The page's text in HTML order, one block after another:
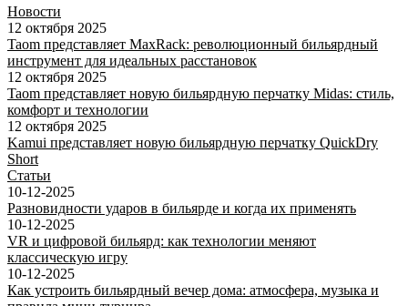
Новости
12 октября 2025
Taom представляет MaxRack: революционный бильярдный
инструмент для идеальных расстановок
12 октября 2025
Taom представляет новую бильярдную перчатку Midas: стиль,
комфорт и технологии
12 октября 2025
Kamui представляет новую бильярдную перчатку QuickDry
Short
Статьи
10-12-2025
Разновидности ударов в бильярде и когда их применять
10-12-2025
VR и цифровой бильярд: как технологии меняют
классическую игру
10-12-2025
Как устроить бильярдный вечер дома: атмосфера, музыка и